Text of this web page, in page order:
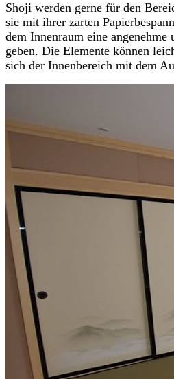
Shoji werden gerne für den
sie mit ihrer zarten
dem Innenraum eine
geben. Die Elemente können
sich der Innenbereich mit dem